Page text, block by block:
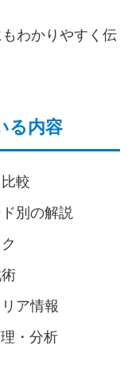
わかりやすく伝
る内容
較
別の解説
ア情報
・分析